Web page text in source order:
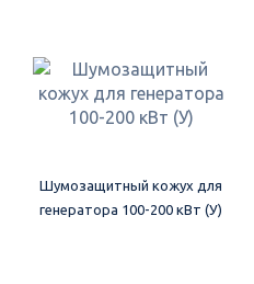
Шумозащитный кожух для
генератора 100-200 кВт (У)